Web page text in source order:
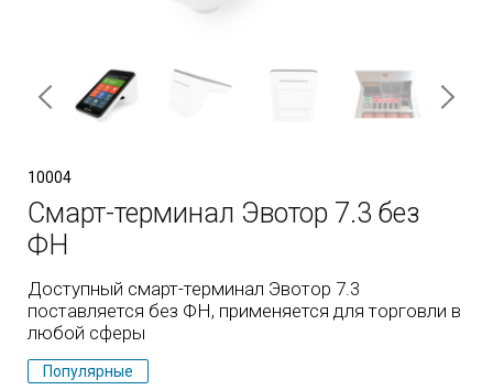
10004
Смарт-терминал Эвотор 7.3 без
ФН
Доступный смарт-терминал Эвотор 7.3
поставляется без ФН, применяется для торговли в
любой сферы
Популярные